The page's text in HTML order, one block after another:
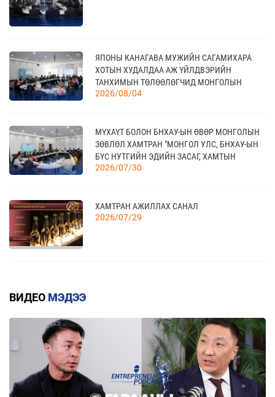
04
11 сар
ҮЗЭСГЭЛЭН
11 сар
АХУЙН САЛБАРЫН ҮЗЭСГЭЛЭН
ЯПОНЫ КАНАГАВА МУЖИЙН САГАМИХАРА
ХОТЫН ХУДАЛДАА АЖ ҮЙЛДВЭРИЙН
ТАНХИМЫН ТӨЛӨӨЛӨГЧИД МОНГОЛЫН
ҮНДЭСНИЙ ХУДАЛДАА АЖ ҮЙЛДВЭРИЙН
2026/08/04
МҮХАҮТ БОЛОН БНХАУ-ЫН ӨВӨР МОНГОЛЫН
ЗӨВЛӨЛ ХАМТРАН "МОНГОЛ УЛС, БНХАУ-ЫН
БҮС НУТГИЙН ЭДИЙН ЗАСАГ, ХАМТЫН
АЖИЛЛАГААНЫ УУЛЗАЛТ"-ЫГ ЗОХИОН
2026/07/30
ХАМТРАН АЖИЛЛАХ САНАЛ
2026/07/29
КВОТТОЙ БОЛОН БУУРУУЛСАН ТАРИФТАЙ
БАРААНЫ ЖАГСААЛТ
2026/07/20
ВИДЕО МЭДЭЭ